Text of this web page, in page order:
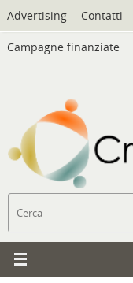
Vai
al
contenuto
Advertising Contatti
Campagne finanziate